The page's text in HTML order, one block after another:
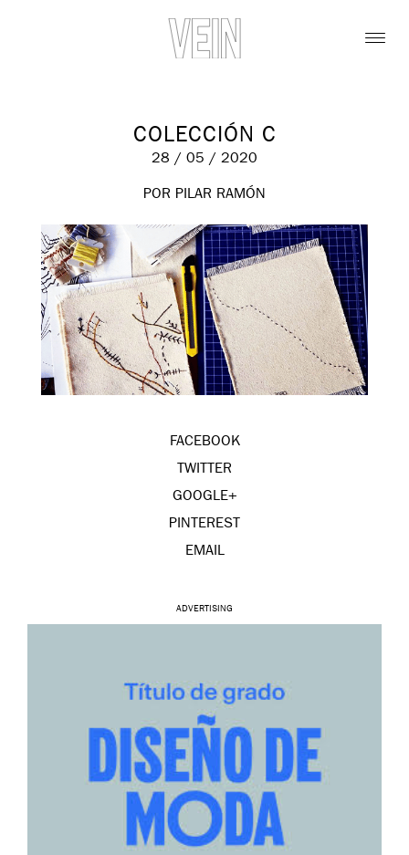
COLECCIÓN C
28 / 05 / 2020
POR PILAR RAMÓN
FACEBOOK
TWITTER
GOOGLE+
PINTEREST
EMAIL
ADVERTISING